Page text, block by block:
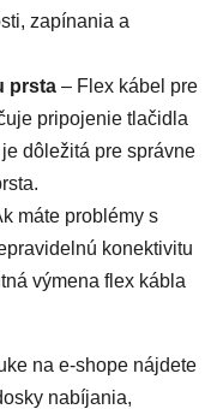
zapínania a
prsta – Flex kábel pre
pripojenie tlačidla
dôležitá pre správne
máte problémy s
konektivitu
výmena flex kábla
na e-shope nájdete
nabíjania,